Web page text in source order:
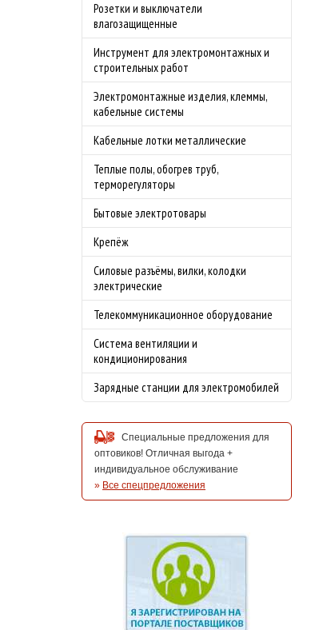
Розетки и выключатели
влагозащищенные
Инструмент для электромонтажных и
строительных работ
Электромонтажные изделия, клеммы,
кабельные системы
Кабельные лотки металлические
Теплые полы, обогрев труб,
терморегуляторы
Бытовые электротовары
Крепёж
Силовые разъёмы, вилки, колодки
электрические
Телекоммуникационное оборудование
Система вентиляции и
кондиционирования
Зарядные станции для электромобилей
Специальные предложения для
оптовиков! Отличная выгода +
индивидуальное обслуживание
» Все спецпредложения